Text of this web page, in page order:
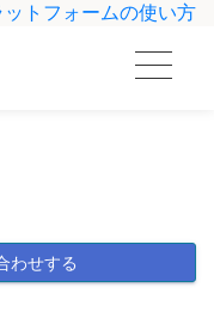
トフォームの使い方
わせする